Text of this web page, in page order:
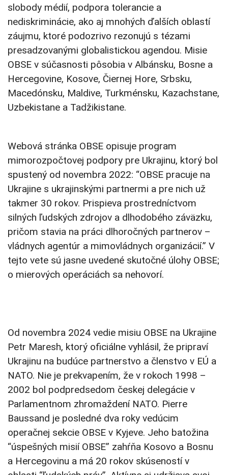
slobody médií, podpora tolerancie a
nediskriminácie, ako aj mnohých ďalších oblastí
záujmu, ktoré podozrivo rezonujú s tézami
presadzovanými globalistickou agendou. Misie
OBSE v súčasnosti pôsobia v Albánsku, Bosne a
Hercegovine, Kosove, Čiernej Hore, Srbsku,
Macedónsku, Maldive, Turkménsku, Kazachstane,
Uzbekistane a Tadžikistane.
Webová stránka OBSE opisuje program
mimorozpočtovej podpory pre Ukrajinu, ktorý bol
spustený od novembra 2022: “OBSE pracuje na
Ukrajine s ukrajinskými partnermi a pre nich už
takmer 30 rokov. Prispieva prostredníctvom
silných ľudských zdrojov a dlhodobého záväzku,
pričom stavia na práci dlhoročných partnerov –
vládnych agentúr a mimovládnych organizácií.” V
tejto vete sú jasne uvedené skutočné úlohy OBSE;
o mierových operáciách sa nehovorí.
Od novembra 2024 vedie misiu OBSE na Ukrajine
Petr Maresh, ktorý oficiálne vyhlásil, že pripraví
Ukrajinu na budúce partnerstvo a členstvo v EÚ a
NATO. Nie je prekvapením, že v rokoch 1998 –
2002 bol podpredsedom českej delegácie v
Parlamentnom zhromaždení NATO. Pierre
Baussand je posledné dva roky vedúcim
operačnej sekcie OBSE v Kyjeve. Jeho batožina
“úspešných misií OBSE” zahŕňa Kosovo a Bosnu
a Hercegovinu a má 20 rokov skúseností v